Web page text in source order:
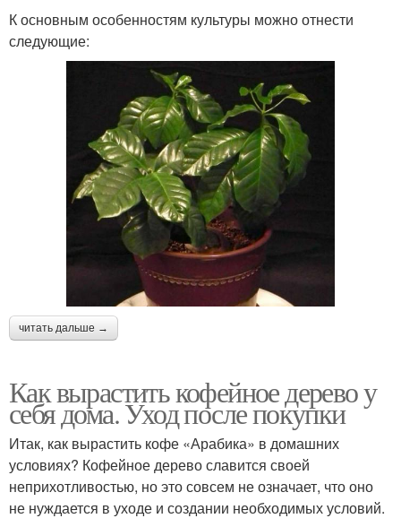
К основным особенностям культуры можно отнести
следующие:
читать дальше →
Как вырастить кофейное дерево у
себя дома. Уход после покупки
Итак, как вырастить кофе «Арабика» в домашних
условиях? Кофейное дерево славится своей
неприхотливостью, но это совсем не означает, что оно
не нуждается в уходе и создании необходимых условий.